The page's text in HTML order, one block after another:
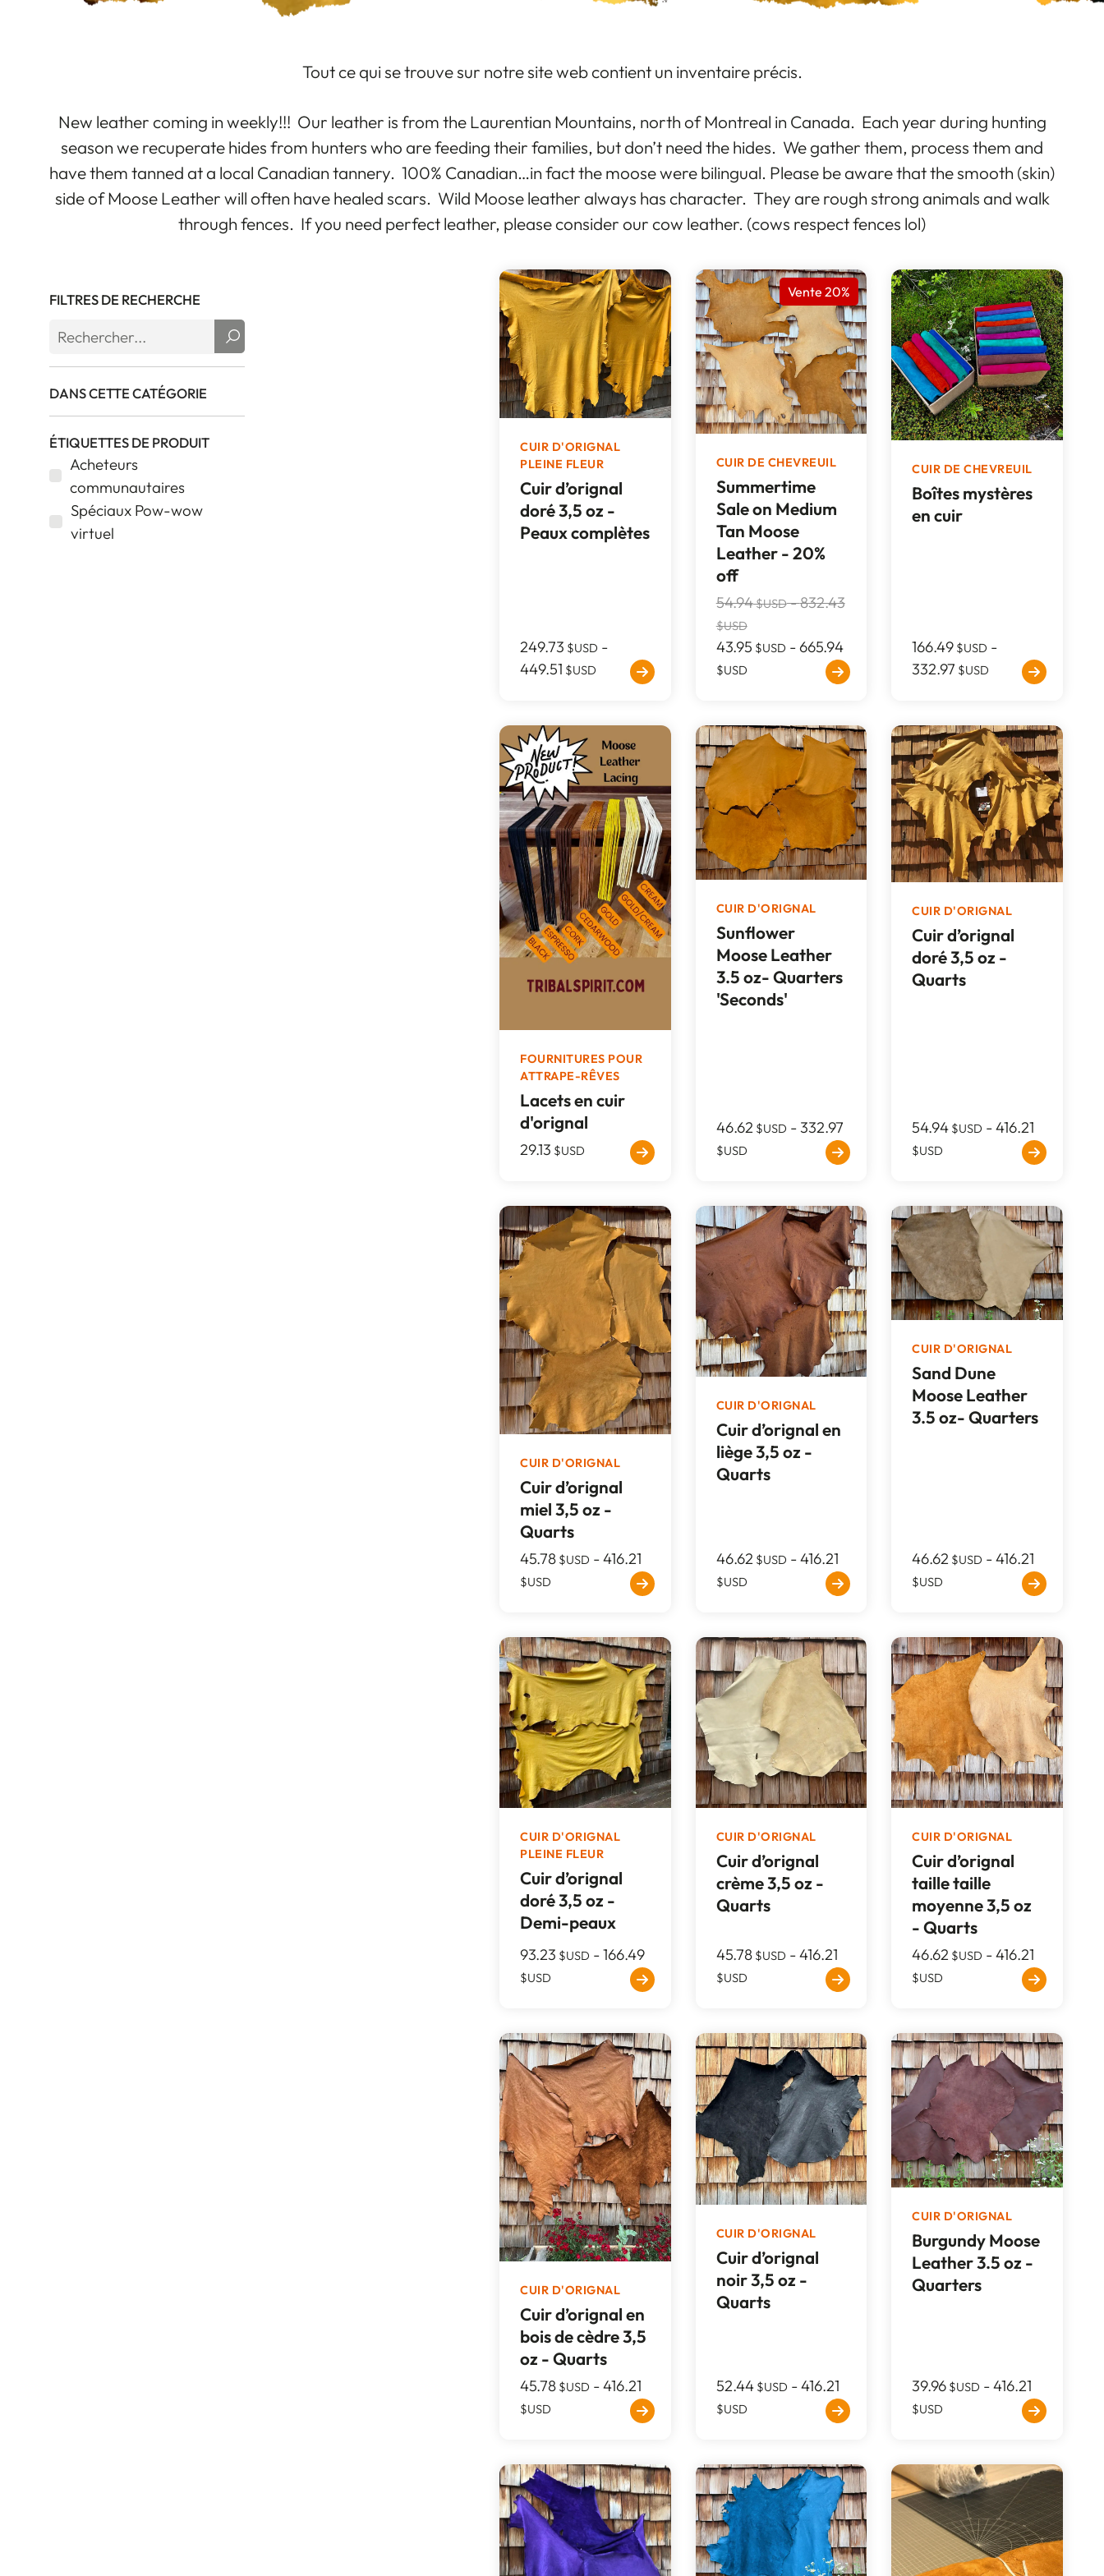
Tout ce qui se trouve sur notre site web contient un inventaire précis.
New leather coming in weekly!!! Our leather is from the Laurentian Mountains, north of Montreal in Canada. Each year during hunting
season we recuperate hides from hunters who are feeding their families, but don’t need the hides. We gather them, process them and
have them tanned at a local Canadian tannery. 100% Canadian…in fact the moose were bilingual. Please be aware that the smooth (skin)
side of Moose Leather will often have healed scars. Wild Moose leather always has character. They are rough strong animals and walk
through fences. If you need perfect leather, please consider our cow leather. (cows respect fences lol)
FILTRES DE RECHERCHE
DANS CETTE CATÉGORIE
ÉTIQUETTES DE PRODUIT
Acheteurs
communautaires
Spéciaux Pow-wow
virtuel
CUIR D'ORIGNAL
PLEINE FLEUR
Cuir d’orignal
doré 3,5 oz -
Peaux complètes
249.73 $USD -
449.51 $USD
Vente 20%
CUIR DE CHEVREUIL
Summertime
Sale on Medium
Tan Moose
Leather - 20%
off
54.94$USD-832.43
$USD
43.95 $USD -665.94
$USD
CUIR DE CHEVREUIL
Boîtes mystères
en cuir
166.49 $USD -
332.97 $USD
FOURNITURES POUR
ATTRAPE-RÊVES
Lacets en cuir
d'orignal
29.13 $USD
CUIR D'ORIGNAL
Sunflower
Moose Leather
3.5 oz- Quarters
'Seconds'
46.62 $USD -332.97
$USD
CUIR D'ORIGNAL
Cuir d’orignal
doré 3,5 oz -
Quarts
54.94 $USD -416.21
$USD
CUIR D'ORIGNAL
Cuir d’orignal
miel 3,5 oz -
Quarts
45.78 $USD -416.21
$USD
CUIR D'ORIGNAL
Cuir d’orignal en
liège 3,5 oz -
Quarts
46.62 $USD -416.21
$USD
CUIR D'ORIGNAL
Sand Dune
Moose Leather
3.5 oz- Quarters
46.62 $USD -416.21
$USD
CUIR D'ORIGNAL
PLEINE FLEUR
Cuir d’orignal
doré 3,5 oz -
Demi-peaux
93.23 $USD -166.49
$USD
CUIR D'ORIGNAL
Cuir d’orignal
crème 3,5 oz -
Quarts
45.78$USD -416.21
$USD
CUIR D'ORIGNAL
Cuir d’orignal
taille taille
moyenne 3,5 oz
- Quarts
46.62 $USD -416.21
$USD
CUIR D'ORIGNAL
Cuir d’orignal en
bois de cèdre 3,5
oz - Quarts
45.78 $USD -416.21
$USD
CUIR D'ORIGNAL
Cuir d’orignal
noir 3,5 oz -
Quarts
52.44$USD -416.21
$USD
CUIR D'ORIGNAL
Burgundy Moose
Leather 3.5 oz -
Quarters
39.96 $USD -416.21
$USD